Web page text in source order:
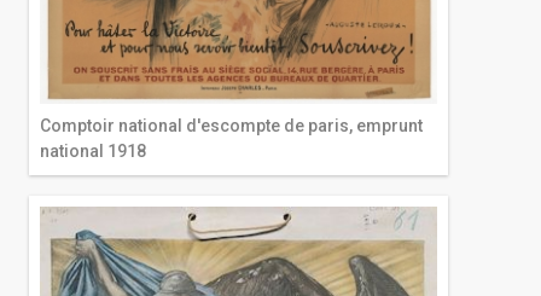
Comptoir national d'escompte de paris, emprunt
national 1918